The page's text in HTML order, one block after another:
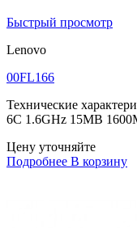
Быстрый просмотр
Lenovo
00FL166
Технические
6C 1.6GHz 15MB
Цену уточняйте
Подробнее В корзину